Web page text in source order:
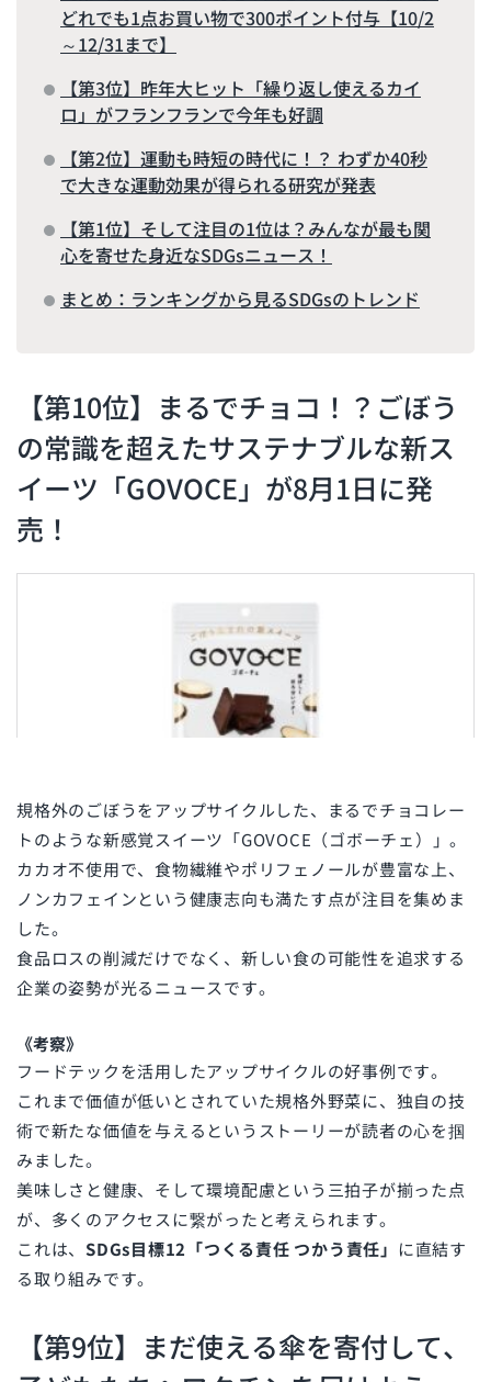
どれでも1点お買い物で300ポイント付与【10/2
～12/31まで】
【第3位】昨年大ヒット「繰り返し使えるカイ
ロ」がフランフランで今年も好調
【第2位】運動も時短の時代に！？ わずか40秒
で大きな運動効果が得られる研究が発表
【第1位】そして注目の1位は？みんなが最も関
心を寄せた身近なSDGsニュース！
まとめ：ランキングから見るSDGsのトレンド
【第10位】まるでチョコ！？ごぼう
の常識を超えたサステナブルな新ス
イーツ「GOVOCE」が8月1日に発
売！
規格外のごぼうをアップサイクルした、まるでチョコレー
トのような新感覚スイーツ「GOVOCE（ゴボーチェ）」。
カカオ不使用で、食物繊維やポリフェノールが豊富な上、
ノンカフェインという健康志向も満たす点が注目を集めま
した。
食品ロスの削減だけでなく、新しい食の可能性を追求する
企業の姿勢が光るニュースです。
《考察》
フードテックを活用したアップサイクルの好事例です。
これまで価値が低いとされていた規格外野菜に、独自の技
術で新たな価値を与えるというストーリーが読者の心を掴
みました。
美味しさと健康、そして環境配慮という三拍子が揃った点
が、多くのアクセスに繋がったと考えられます。
これは、 SDGs目標12「つくる責任 つかう責任」 に直結す
る取り組みです。
【第9位】まだ使える傘を寄付して、